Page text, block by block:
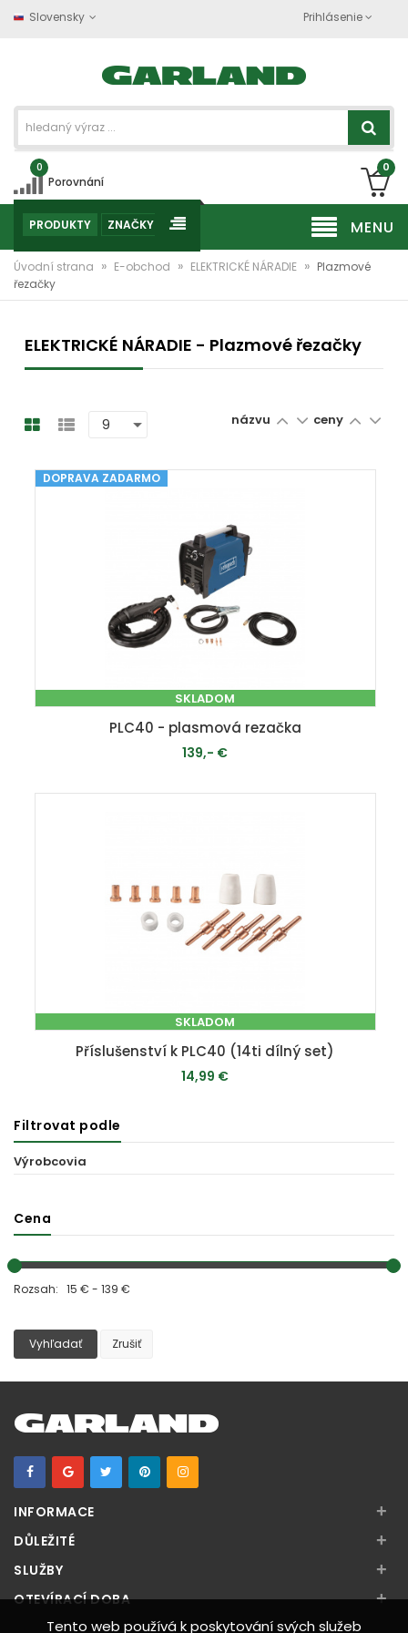
Slovensky Prihlásenie
0
Porovnání
0
MENU
PRODUKTY ZNAČKY
Úvodní strana » E-obchod » ELEKTRICKÉ NÁRADIE » Plazmové
řezačky
ELEKTRICKÉ NÁRADIE - Plazmové řezačky
názvu ceny
DOPRAVA ZADARMO
SKLADOM
PLC40 - plasmová rezačka
139,- €
SKLADOM
Příslušenství k PLC40 (14ti dílný set)
14,99 €
Filtrovat podle
Výrobcovia
Cena
Rozsah: 15 € - 139 €
Vyhľadať Zrušiť
INFORMACE +
DŮLEŽITÉ +
SLUŽBY +
OTEVÍRACÍ DOBA +
Tento web používá k poskytování svých služeb